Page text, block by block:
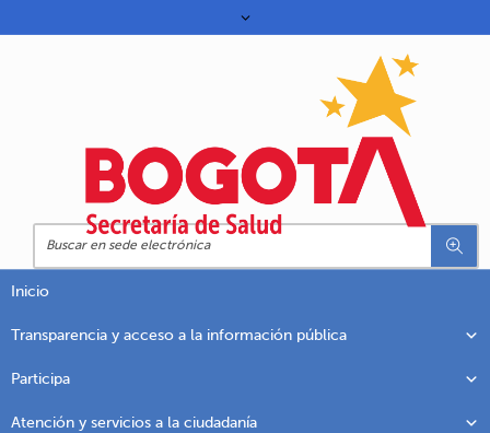
Inicio
Transparencia y acceso a la información pública
Participa
Atención y servicios a la ciudadanía